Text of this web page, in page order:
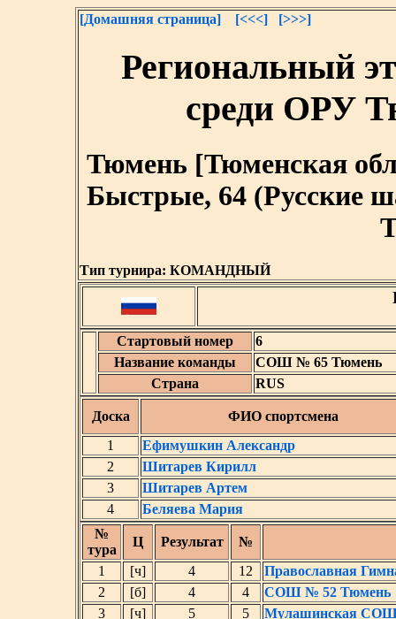
[Домашняя страница] [<<<] [>>>]
Региональный
среди ОРУ
Тюмень [Тюменская
Быстрые, 64 (Русские
Тип турнира: КОМАНДНЫЙ
Стартовый номер
6
Название команды
СОШ № 65 Тюмень
Страна
RUS
Доска
ФИО спортсмена
1
Ефимушкин Александр
2
Шитарев Кирилл
3
Шитарев Артем
4
Беляева Мария
№
тура
Ц Результат
№
1
[ч] 4 12
Православная
2
[б] 4 4
СОШ № 52 Тюмень
3
[ч] 5 5
Мулашинская